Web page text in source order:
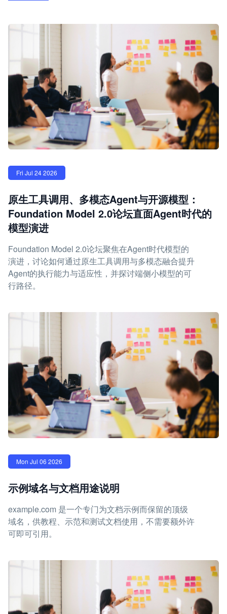
Fri Jul 24 2026
原生工具调用、多模态Agent与开源模型：
Foundation Model 2.0论坛直面Agent时代的
模型演进
Foundation Model 2.0论坛聚焦在Agent时代模型的
演进，讨论如何通过原生工具调用与多模态融合提升
Agent的执行能力与适应性，并探讨端侧小模型的可
行路径。
Mon Jul 06 2026
示例域名与文档用途说明
example.com 是一个专门为文档示例而保留的顶级
域名，供教程、示范和测试文档使用，不需要额外许
可即可引用。